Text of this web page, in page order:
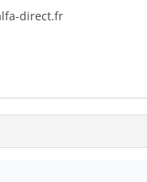
direct.fr